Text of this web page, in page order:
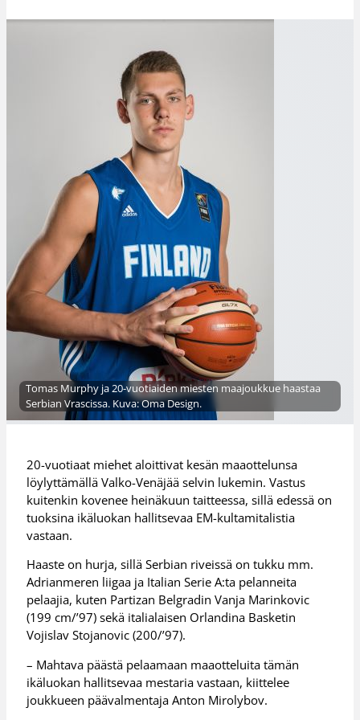
Tomas Murphy ja 20-vuotiaiden miesten maajoukkue haastaa
Serbian Vrascissa. Kuva: Oma Design.
20-vuotiaat miehet aloittivat kesän maaottelunsa
löylyttämällä Valko-Venäjää selvin lukemin. Vastus
kuitenkin kovenee heinäkuun taitteessa, sillä edessä on
tuoksina ikäluokan hallitsevaa EM-kultamitalistia
vastaan.
Haaste on hurja, sillä Serbian riveissä on tukku mm.
Adrianmeren liigaa ja Italian Serie A:ta pelanneita
pelaajia, kuten Partizan Belgradin Vanja Marinkovic
(199 cm/’97) sekä italialaisen Orlandina Basketin
Vojislav Stojanovic (200/’97).
– Mahtava päästä pelaamaan maaotteluita tämän
ikäluokan hallitsevaa mestaria vastaan, kiittelee
joukkueen päävalmentaja Anton Mirolybov.